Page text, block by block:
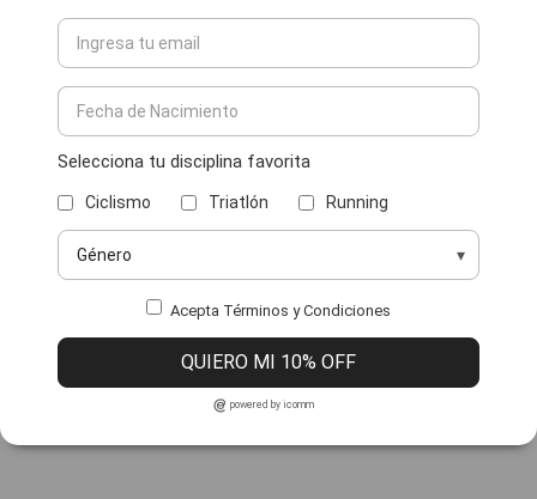
Selecciona tu disciplina favorita
Ciclismo Triatlón Running
Acepta Términos y Condiciones
QUIERO MI 10% OFF
powered by icomm